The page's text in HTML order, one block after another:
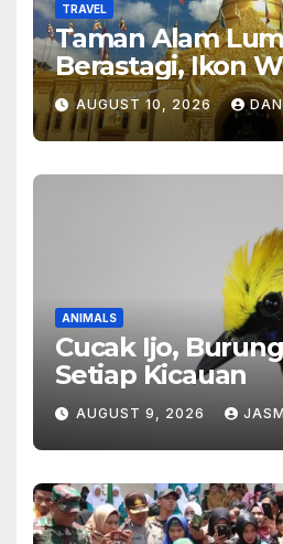
TRAVEL
Taman Alam
Berastagi, Ikon
2026
AUGUST 10, 2026
ANIMALS
Cucak Ijo,
Setiap Kicauan
AUGUST 9, 2026